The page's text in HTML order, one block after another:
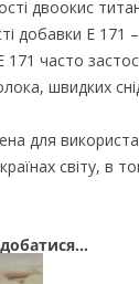
двоокис
добавки E 171
171 часто
швидких
для
світу, в